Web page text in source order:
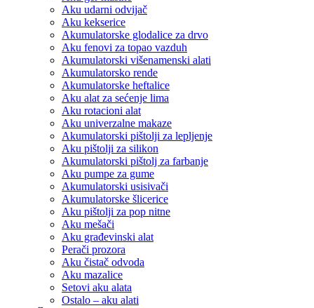
Aku udarni odvijač
Aku kekserice
Akumulatorske glodalice za drvo
Aku fenovi za topao vazduh
Akumulatorski višenamenski alati
Akumulatorsko rende
Akumulatorske heftalice
Aku alat za sećenje lima
Aku rotacioni alat
Aku univerzalne makaze
Akumulatorski pištolji za lepljenje
Aku pištolji za silikon
Akumulatorski pištolj za farbanje
Aku pumpe za gume
Akumulatorski usisivači
Akumulatorske šlicerice
Aku pištolji za pop nitne
Aku mešači
Aku građevinski alat
Perači prozora
Aku čistač odvoda
Aku mazalice
Setovi aku alata
Ostalo – aku alati